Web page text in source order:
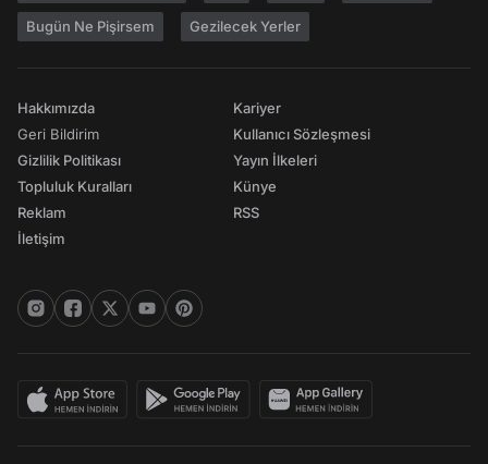
Bugün Ne Pişirsem Gezilecek Yerler
Hakkımızda
Geri Bildirim
Gizlilik Politikası
Topluluk Kuralları
Reklam
İletişim
Kariyer
Kullanıcı Sözleşmesi
Yayın İlkeleri
Künye
RSS